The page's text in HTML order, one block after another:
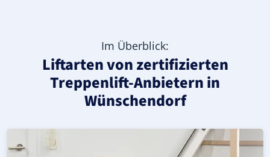
Im Überblick:
Liftarten von zertifizierten
Treppenlift-Anbietern in
Wünschendorf
Moderner gerader Treppenlift in Wünschendorf
Geprüfter, gebrauchter Treppenlift für gerade
Neuer Treppenlift für gerade Treppen in